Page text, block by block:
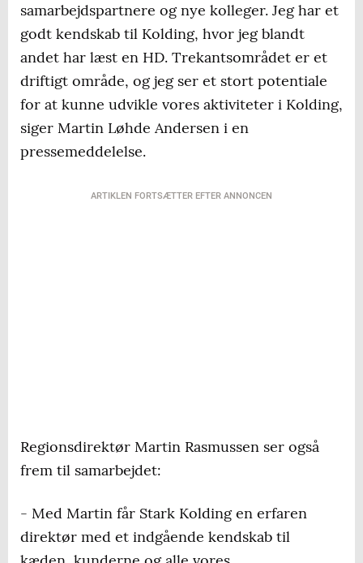
samarbejdspartnere og nye kolleger. Jeg har et
godt kendskab til Kolding, hvor jeg blandt
andet har læst en HD. Trekantsområdet er et
driftigt område, og jeg ser et stort potentiale
for at kunne udvikle vores aktiviteter i Kolding,
siger Martin Løhde Andersen i en
pressemeddelelse.
ARTIKLEN FORTSÆTTER EFTER ANNONCEN
Regionsdirektør Martin Rasmussen ser også
frem til samarbejdet:
- Med Martin får Stark Kolding en erfaren
direktør med et indgående kendskab til